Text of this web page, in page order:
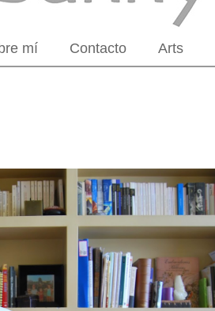
mí Contacto Arts